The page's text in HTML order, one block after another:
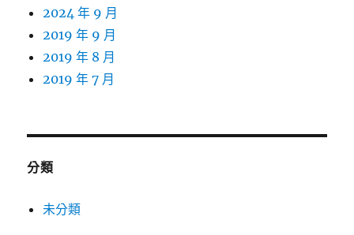
2024 年 9 月
2019 年 9 月
2019 年 8 月
2019 年 7 月
分類
未分類